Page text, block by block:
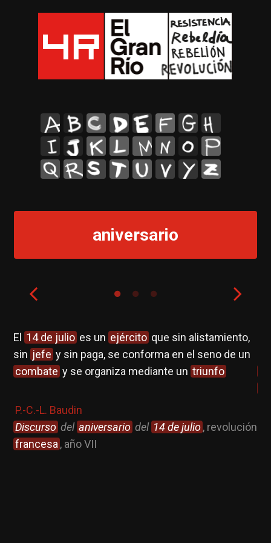
A B C D E F G
H
I
J K L M N O
P
aniversario
El 14 de julio es un ejército que sin alistamiento,
sin jefe y sin paga, se conforma en el seno de un
combate y se organiza mediante un triunfo
P.-C.-L. Baudin
Discurso del aniversario del 14 de julio, revolución
francesa, año VII